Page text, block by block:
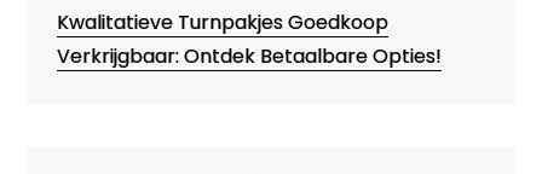
Kwalitatieve Turnpakjes Goedkoop
Verkrijgbaar: Ontdek Betaalbare Opties!